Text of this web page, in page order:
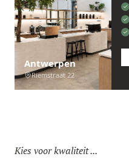
Antwerpen
Riemstraat 22
Kies voor kwaliteit ...